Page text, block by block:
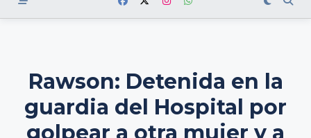
Rawson: Detenida en la
guardia del Hospital por
golpear a otra mujer y a